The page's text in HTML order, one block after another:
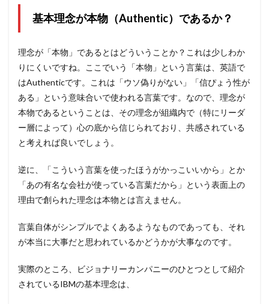
基本理念が本物（Authentic）であるか？
理念が「本物」であるとはどういうことか？これは少しわか
りにくいですね。ここでいう「本物」という言葉は、英語で
はAuthenticです。これは「ウソ偽りがない」「信ぴょう性が
ある」という意味合いで使われる言葉です。なので、理念が
本物であるということは、その理念が組織内で（特にリーダ
ー層によって）心の底から信じられており、共感されている
と考えれば良いでしょう。
逆に、「こういう言葉を使ったほうがかっこいいから」とか
「あの有名な会社が使っている言葉だから」という表面上の
理由で創られた理念は本物とは言えません。
言葉自体がシンプルでよくあるようなものであっても、それ
が本当に大事だと思われているかどうかが大事なのです。
実際のところ、ビジョナリーカンパニーのひとつとして紹介
されているIBMの基本理念は、